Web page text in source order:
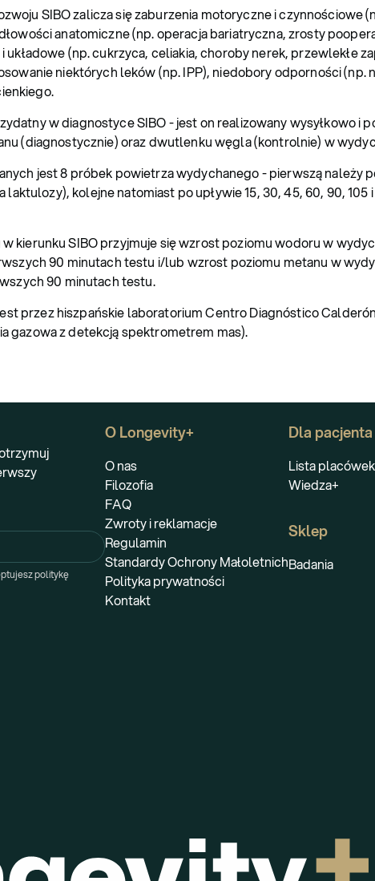
SIBO zalicza się zaburzenia motoryczne i czynnościowe
anatomiczne (np. operacja bariatryczna, zrosty
(np. cukrzyca, celiakia, choroby nerek, przewlekłe
niektórych leków (np. IPP), niedobory odporności (np.
w diagnostyce SIBO - jest on realizowany wysyłkowo i
(diagnostycznie) oraz dwutlenku węgla (kontrolnie) w
jest 8 próbek powietrza wydychanego - pierwszą należy
kolejne natomiast po upływie 15, 30, 45, 60, 90, 105
kierunku SIBO przyjmuje się wzrost poziomu wodoru w
90 minutach testu i/lub wzrost poziomu metanu w
90 minutach testu.
przez hiszpańskie laboratorium Centro Diagnóstico
gazowa z detekcją spektrometrem mas).
O Longevity+
O nas
Filozofia
FAQ
Zwroty i reklamacje
Regulamin
Standardy Ochrony Małoletnich
Polityka prywatności
Kontakt
Dla pacjenta
Lista placówek
Wiedza+
Sklep
Badania
politykę